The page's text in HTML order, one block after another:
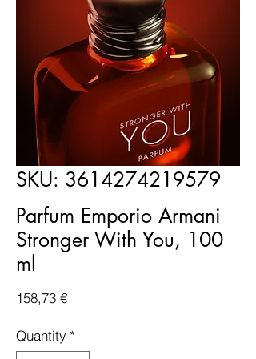
SKU: 3614274219579
Parfum Emporio Armani
Stronger With You, 100
ml
158,73 €Price
Quantity *